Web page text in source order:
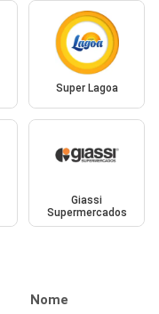
Super Lagoa
Giassi
Supermercados
Nome